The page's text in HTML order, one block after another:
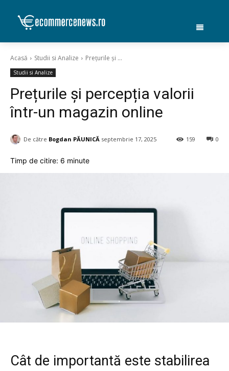
Acasă Studii si Analize Prețurile și ...
Studii si Analize
Prețurile și percepția valorii
într-un magazin online
De către Bogdan PĂUNICĂ septembrie 17, 2025 0
159
Timp de citire: 6 minute
Cât de importantă este stabilirea